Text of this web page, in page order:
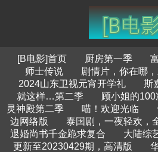
[B电影]首页 厨房第一季
师士传说
剧情片，你在哪，
2024山东卫视元宵开学礼
斯
就这样…第二季
顾小姐的100
灵神殿第二季
喵！欢迎光临
边网络版
泰国剧，一夜轻欢，
退婚尚书千金跪求复合
大陆综
更新至20230429期，高清版